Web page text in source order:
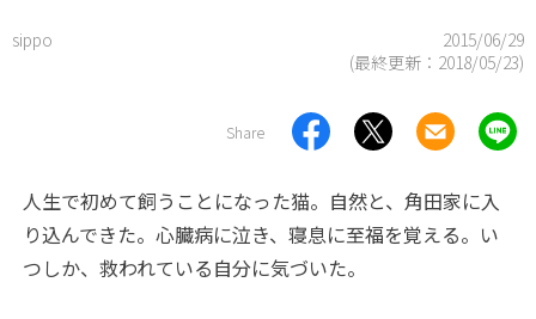
sippo
2015/06/29
(最終更新： 2018/05/23)
Share
人生で初めて飼うことになった猫。自然と、角田家に入
り込んできた。心臓病に泣き、寝息に至福を覚える。い
つしか、救われている自分に気づいた。